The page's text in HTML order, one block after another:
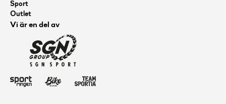
Sport
Outlet
Vi är en del av